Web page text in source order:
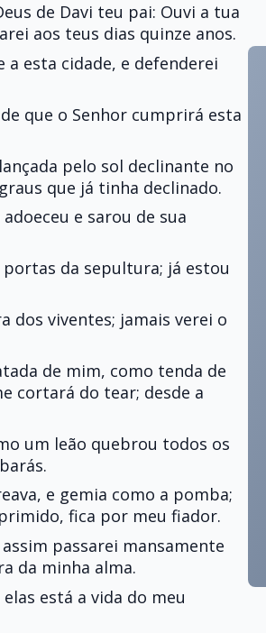
de Davi teu pai: Ouvi a tua
aos teus dias quinze anos.
a esta cidade, e defenderei
que o Senhor cumprirá esta
pelo sol declinante no
que já tinha declinado.
e sarou de sua
portas da sepultura; já estou
dos viventes; jamais verei o
de mim, como tenda de
cortará do tear; desde a
um leão quebrou todos os
e gemia como a pomba;
fica por meu fiador.
passarei mansamente
da minha alma.
está a vida do meu